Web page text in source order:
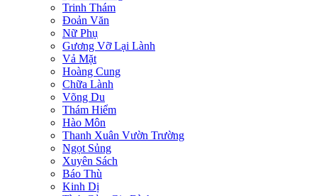
Trinh Thám
Đoản Văn
Nữ Phụ
Gương Vỡ Lại Lành
Vả Mặt
Hoàng Cung
Chữa Lành
Võng Du
Thám Hiểm
Hào Môn
Thanh Xuân Vườn Trường
Ngọt Sủng
Xuyên Sách
Báo Thù
Kinh Dị